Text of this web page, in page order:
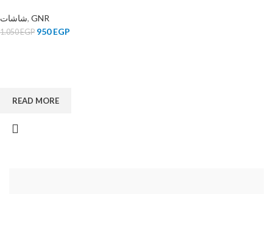
شاشات, GNR
1.050EGP 950EGP
READ MORE